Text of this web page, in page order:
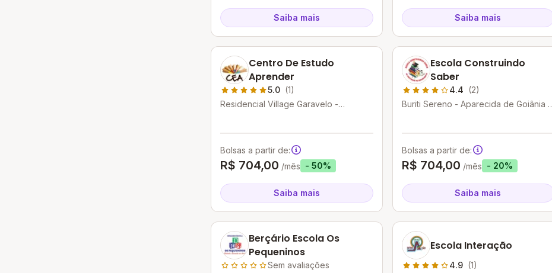
Saiba mais Saiba mais
Centro De Estudo
Aprender
5.0 (1)
Residencial Village Garavelo -
Bolsas a partir de:
R$ 704,00 /mês - 50%
Saiba mais
Escola Construindo
Saber
4.4 (2)
Buriti Sereno - Aparecida de Goiânia -
Bolsas a partir de:
R$ 704,00 /mês - 20%
Saiba mais
Berçário Escola Os
Pequeninos
Sem avaliações
Escola Interação
4.9 (1)